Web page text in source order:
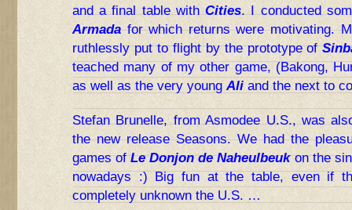
and a final table withCities. I conducted
Armadafor which returns were motivating.
ruthlessly put to flight by the prototype of
teached many of my other game, (Bakong,
as well as the very youngAli and the next to
Stefan Brunelle, from Asmodee U.S., was
the new release Seasons. We had the
games ofLe Donjon de Naheulbeukon the
nowadays :) Big fun at the table, even if
completely unknown the U.S. …